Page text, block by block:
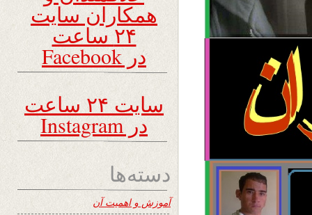
همکاران سایت
۲۴ ساعت
در Facebook
سایت ۲۴ ساعت
در Instagram
دسته‌ها
آموزش و اهمیت آن